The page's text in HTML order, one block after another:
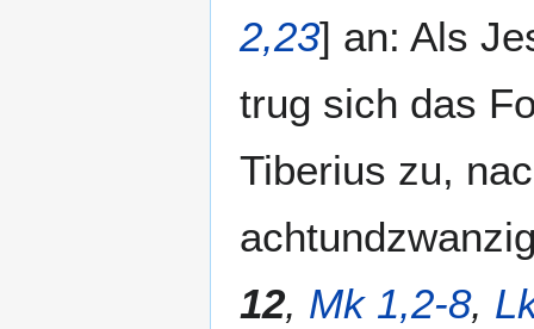
2,23] an: Als
trug sich das
Tiberius zu,
12, Mk 1,2-8,